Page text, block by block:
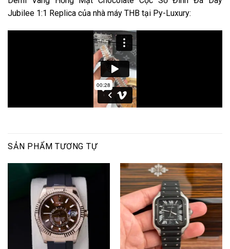
Jubilee 1:1 Replica của nhà máy THB tại Py-Luxury:
SẢN PHẨM TƯƠNG TỰ